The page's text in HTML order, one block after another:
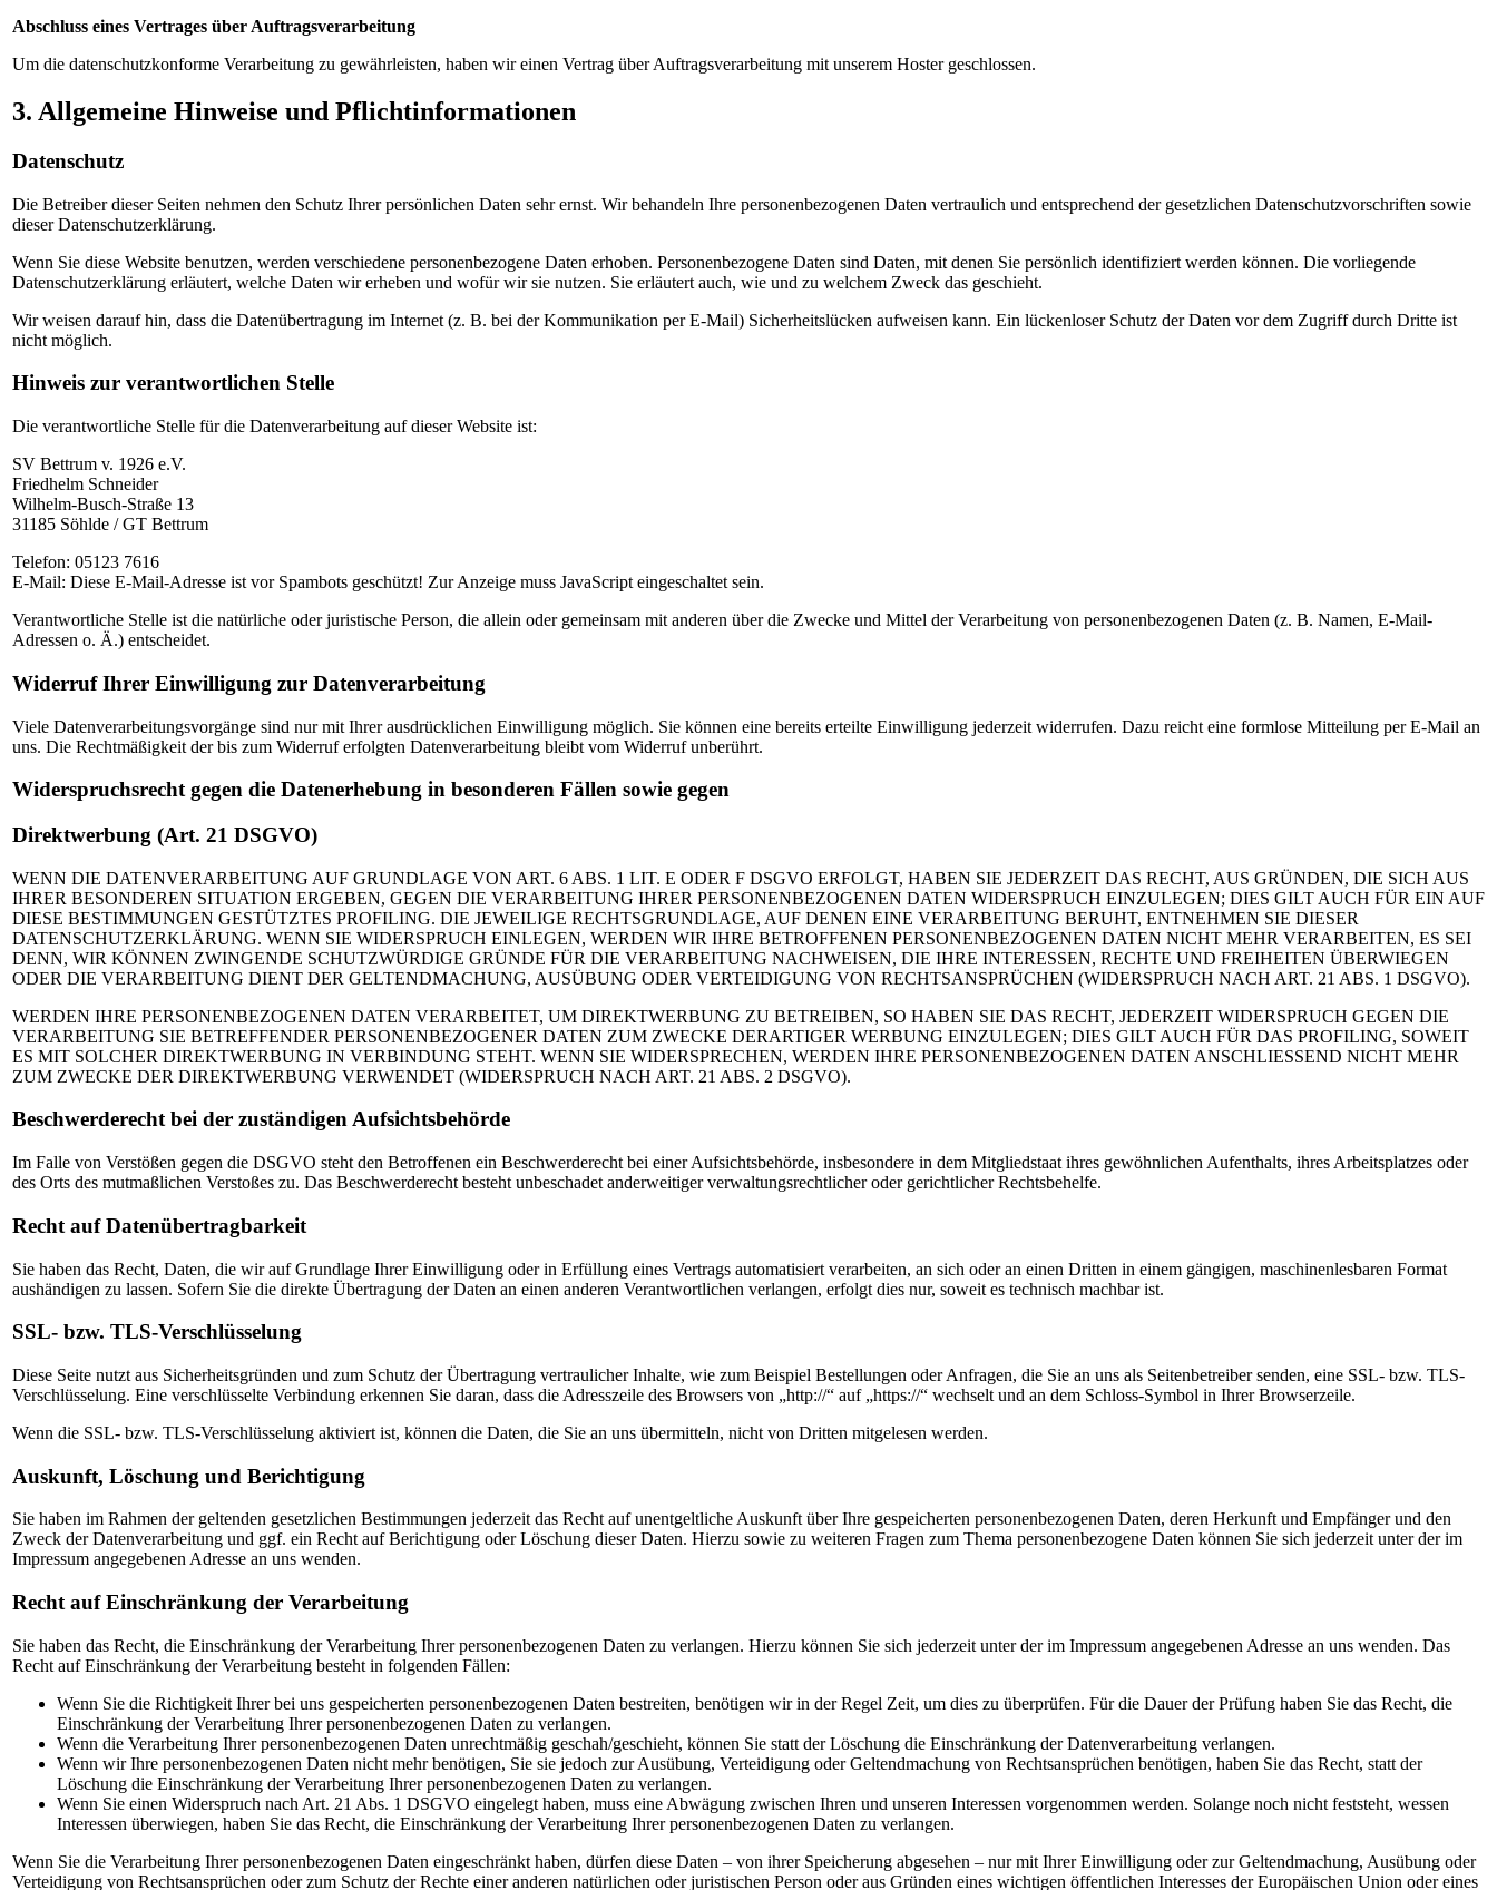
Abschluss eines Vertrages über Auftragsverarbeitung
Um die datenschutzkonforme Verarbeitung zu gewährleisten, haben wir einen Vertrag über Auftragsverarbeitung mit unserem Hoster geschlossen.
3. Allgemeine Hinweise und Pflichtinformationen
Datenschutz
Die Betreiber dieser Seiten nehmen den Schutz Ihrer persönlichen Daten sehr ernst. Wir behandeln Ihre personenbezogenen Daten vertraulich und entsprechend der gesetzlichen Datenschutzvorschriften sowie
dieser Datenschutzerklärung.
Wenn Sie diese Website benutzen, werden verschiedene personenbezogene Daten erhoben. Personenbezogene Daten sind Daten, mit denen Sie persönlich identifiziert werden können. Die vorliegende
Datenschutzerklärung erläutert, welche Daten wir erheben und wofür wir sie nutzen. Sie erläutert auch, wie und zu welchem Zweck das geschieht.
Wir weisen darauf hin, dass die Datenübertragung im Internet (z. B. bei der Kommunikation per E-Mail) Sicherheitslücken aufweisen kann. Ein lückenloser Schutz der Daten vor dem Zugriff durch Dritte ist
nicht möglich.
Hinweis zur verantwortlichen Stelle
Die verantwortliche Stelle für die Datenverarbeitung auf dieser Website ist:
SV Bettrum v. 1926 e.V.
Friedhelm Schneider
Wilhelm-Busch-Straße 13
31185 Söhlde / GT Bettrum
Telefon: 05123 7616
E-Mail: Diese E-Mail-Adresse ist vor Spambots geschützt! Zur Anzeige muss JavaScript eingeschaltet sein.
Verantwortliche Stelle ist die natürliche oder juristische Person, die allein oder gemeinsam mit anderen über die Zwecke und Mittel der Verarbeitung von personenbezogenen Daten (z. B. Namen, E-Mail-
Adressen o. Ä.) entscheidet.
Widerruf Ihrer Einwilligung zur Datenverarbeitung
Viele Datenverarbeitungsvorgänge sind nur mit Ihrer ausdrücklichen Einwilligung möglich. Sie können eine bereits erteilte Einwilligung jederzeit widerrufen. Dazu reicht eine formlose Mitteilung per E-Mail an
uns. Die Rechtmäßigkeit der bis zum Widerruf erfolgten Datenverarbeitung bleibt vom Widerruf unberührt.
Widerspruchsrecht gegen die Datenerhebung in besonderen Fällen sowie gegen
Direktwerbung (Art. 21 DSGVO)
WENN DIE DATENVERARBEITUNG AUF GRUNDLAGE VON ART. 6 ABS. 1 LIT. E ODER F DSGVO ERFOLGT, HABEN SIE JEDERZEIT DAS RECHT, AUS GRÜNDEN, DIE SICH AUS
IHRER BESONDEREN SITUATION ERGEBEN, GEGEN DIE VERARBEITUNG IHRER PERSONENBEZOGENEN DATEN WIDERSPRUCH EINZULEGEN; DIES GILT AUCH FÜR EIN AUF
DIESE BESTIMMUNGEN GESTÜTZTES PROFILING. DIE JEWEILIGE RECHTSGRUNDLAGE, AUF DENEN EINE VERARBEITUNG BERUHT, ENTNEHMEN SIE DIESER
DATENSCHUTZERKLÄRUNG. WENN SIE WIDERSPRUCH EINLEGEN, WERDEN WIR IHRE BETROFFENEN PERSONENBEZOGENEN DATEN NICHT MEHR VERARBEITEN, ES SEI
DENN, WIR KÖNNEN ZWINGENDE SCHUTZWÜRDIGE GRÜNDE FÜR DIE VERARBEITUNG NACHWEISEN, DIE IHRE INTERESSEN, RECHTE UND FREIHEITEN ÜBERWIEGEN
ODER DIE VERARBEITUNG DIENT DER GELTENDMACHUNG, AUSÜBUNG ODER VERTEIDIGUNG VON RECHTSANSPRÜCHEN (WIDERSPRUCH NACH ART. 21 ABS. 1 DSGVO).
WERDEN IHRE PERSONENBEZOGENEN DATEN VERARBEITET, UM DIREKTWERBUNG ZU BETREIBEN, SO HABEN SIE DAS RECHT, JEDERZEIT WIDERSPRUCH GEGEN DIE
VERARBEITUNG SIE BETREFFENDER PERSONENBEZOGENER DATEN ZUM ZWECKE DERARTIGER WERBUNG EINZULEGEN; DIES GILT AUCH FÜR DAS PROFILING, SOWEIT
ES MIT SOLCHER DIREKTWERBUNG IN VERBINDUNG STEHT. WENN SIE WIDERSPRECHEN, WERDEN IHRE PERSONENBEZOGENEN DATEN ANSCHLIESSEND NICHT MEHR
ZUM ZWECKE DER DIREKTWERBUNG VERWENDET (WIDERSPRUCH NACH ART. 21 ABS. 2 DSGVO).
Beschwerderecht bei der zuständigen Aufsichtsbehörde
Im Falle von Verstößen gegen die DSGVO steht den Betroffenen ein Beschwerderecht bei einer Aufsichtsbehörde, insbesondere in dem Mitgliedstaat ihres gewöhnlichen Aufenthalts, ihres Arbeitsplatzes oder
des Orts des mutmaßlichen Verstoßes zu. Das Beschwerderecht besteht unbeschadet anderweitiger verwaltungsrechtlicher oder gerichtlicher Rechtsbehelfe.
Recht auf Datenübertragbarkeit
Sie haben das Recht, Daten, die wir auf Grundlage Ihrer Einwilligung oder in Erfüllung eines Vertrags automatisiert verarbeiten, an sich oder an einen Dritten in einem gängigen, maschinenlesbaren Format
aushändigen zu lassen. Sofern Sie die direkte Übertragung der Daten an einen anderen Verantwortlichen verlangen, erfolgt dies nur, soweit es technisch machbar ist.
SSL- bzw. TLS-Verschlüsselung
Diese Seite nutzt aus Sicherheitsgründen und zum Schutz der Übertragung vertraulicher Inhalte, wie zum Beispiel Bestellungen oder Anfragen, die Sie an uns als Seitenbetreiber senden, eine SSL- bzw. TLS-
Verschlüsselung. Eine verschlüsselte Verbindung erkennen Sie daran, dass die Adresszeile des Browsers von „http://“ auf „https://“ wechselt und an dem Schloss-Symbol in Ihrer Browserzeile.
Wenn die SSL- bzw. TLS-Verschlüsselung aktiviert ist, können die Daten, die Sie an uns übermitteln, nicht von Dritten mitgelesen werden.
Auskunft, Löschung und Berichtigung
Sie haben im Rahmen der geltenden gesetzlichen Bestimmungen jederzeit das Recht auf unentgeltliche Auskunft über Ihre gespeicherten personenbezogenen Daten, deren Herkunft und Empfänger und den
Zweck der Datenverarbeitung und ggf. ein Recht auf Berichtigung oder Löschung dieser Daten. Hierzu sowie zu weiteren Fragen zum Thema personenbezogene Daten können Sie sich jederzeit unter der im
Impressum angegebenen Adresse an uns wenden.
Recht auf Einschränkung der Verarbeitung
Sie haben das Recht, die Einschränkung der Verarbeitung Ihrer personenbezogenen Daten zu verlangen. Hierzu können Sie sich jederzeit unter der im Impressum angegebenen Adresse an uns wenden. Das
Recht auf Einschränkung der Verarbeitung besteht in folgenden Fällen:
Wenn Sie die Richtigkeit Ihrer bei uns gespeicherten personenbezogenen Daten bestreiten, benötigen wir in der Regel Zeit, um dies zu überprüfen. Für die Dauer der Prüfung haben Sie das Recht, die
Einschränkung der Verarbeitung Ihrer personenbezogenen Daten zu verlangen.
Wenn die Verarbeitung Ihrer personenbezogenen Daten unrechtmäßig geschah/geschieht, können Sie statt der Löschung die Einschränkung der Datenverarbeitung verlangen.
Wenn wir Ihre personenbezogenen Daten nicht mehr benötigen, Sie sie jedoch zur Ausübung, Verteidigung oder Geltendmachung von Rechtsansprüchen benötigen, haben Sie das Recht, statt der
Löschung die Einschränkung der Verarbeitung Ihrer personenbezogenen Daten zu verlangen.
Wenn Sie einen Widerspruch nach Art. 21 Abs. 1 DSGVO eingelegt haben, muss eine Abwägung zwischen Ihren und unseren Interessen vorgenommen werden. Solange noch nicht feststeht, wessen
Interessen überwiegen, haben Sie das Recht, die Einschränkung der Verarbeitung Ihrer personenbezogenen Daten zu verlangen.
Wenn Sie die Verarbeitung Ihrer personenbezogenen Daten eingeschränkt haben, dürfen diese Daten – von ihrer Speicherung abgesehen – nur mit Ihrer Einwilligung oder zur Geltendmachung, Ausübung oder
Verteidigung von Rechtsansprüchen oder zum Schutz der Rechte einer anderen natürlichen oder juristischen Person oder aus Gründen eines wichtigen öffentlichen Interesses der Europäischen Union oder eines